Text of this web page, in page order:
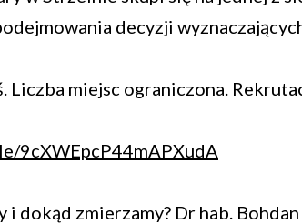
decyzji
Liczba miejsc ograniczona.
9cXWEpcP44mAPXudA
dokąd zmierzamy? Dr hab.